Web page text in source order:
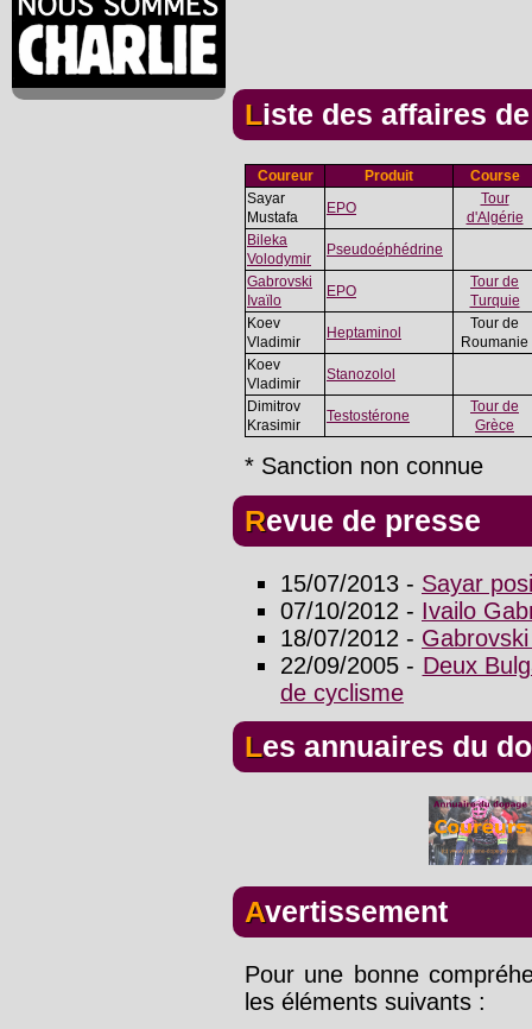
Liste des affaires
Coureur Produit
Course
Sayar
Mustafa
EPO
Tour
d'Algérie
Bileka
Volodymir
Pseudoéphédrine
Gabrovski
Ivaïlo
EPO
Tour de
Turquie
Koev
Vladimir
Heptaminol
Tour de
Roumanie
Koev
Vladimir
Stanozolol
Dimitrov
Krasimir
Testostérone
Tour de
Grèce
* Sanction non connue
Revue de presse
15/07/2013 - Sayar
07/10/2012 - Ivailo
18/07/2012 -
22/09/2005 - Deux
de cyclisme
Les annuaires du
Avertissement
Pour une bonne
les éléments suivants :